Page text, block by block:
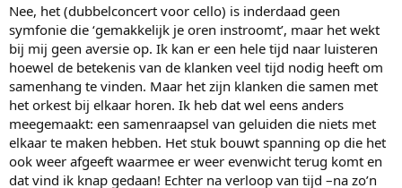
Nee, het (dubbelconcert voor cello) is inderdaad geen
symfonie die ‘gemakkelijk je oren instroomt’, maar het wekt
bij mij geen aversie op. Ik kan er een hele tijd naar luisteren
hoewel de betekenis van de klanken veel tijd nodig heeft om
samenhang te vinden. Maar het zijn klanken die samen met
het orkest bij elkaar horen. Ik heb dat wel eens anders
meegemaakt: een samenraapsel van geluiden die niets met
elkaar te maken hebben. Het stuk bouwt spanning op die het
ook weer afgeeft waarmee er weer evenwicht terug komt en
dat vind ik knap gedaan! Echter na verloop van tijd –na zo’n